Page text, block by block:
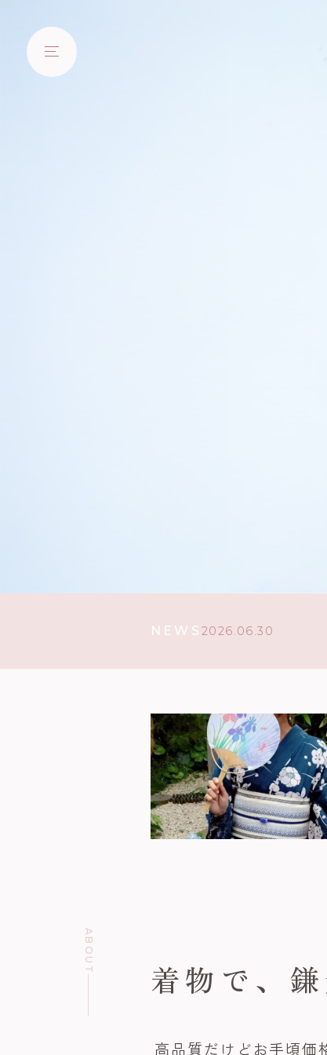
NEWS 2026.06.30
ABOUT
着物で、
高品質だけどお手頃価